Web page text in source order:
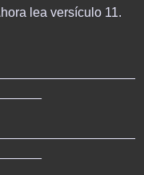
lea versículo 11.